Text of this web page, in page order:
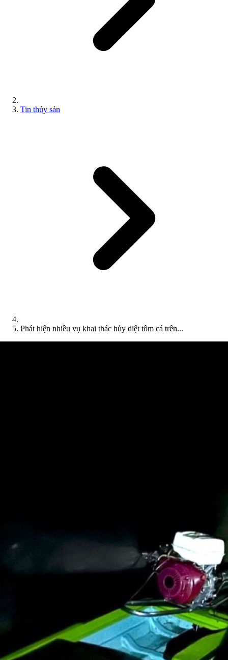
Tin thủy sản
Phát hiện nhiều vụ khai thác hủy diệt tôm cá trên...